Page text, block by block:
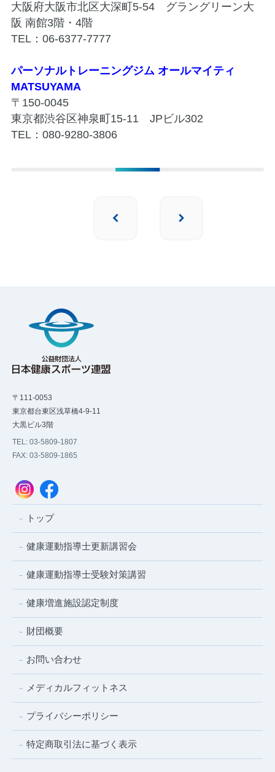
大阪府大阪市北区大深町5-54 グラングリーン大
阪 南館3階・4階
TEL：06-6377-7777
パーソナルトレーニングジム オールマイティ
MATSUYAMA
〒150-0045
東京都渋谷区神泉町15-11 JPビル302
TEL：080-9280-3806
〒111-0053
東京都台東区浅草橋4-9-11
大黒ビル3階
TEL: 03-5809-1807
FAX: 03-5809-1865
トップ
健康運動指導士更新講習会
健康運動指導士受験対策講習
健康増進施設認定制度
財団概要
お問い合わせ
メディカルフィットネス
プライバシーポリシー
特定商取引法に基づく表示